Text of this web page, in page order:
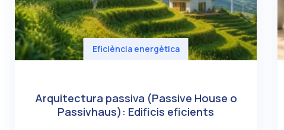
Eficiència energètica
Arquitectura passiva (Passive House o
Passivhaus): Edificis eficients